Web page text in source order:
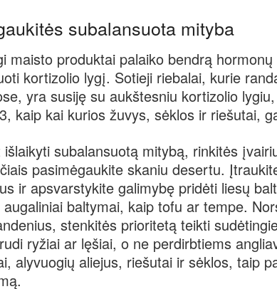
subalansuota mityba
maisto produktai palaiko bendrą
kortizolio lygį. Sotieji riebalai, kurie
yra susiję su aukštesniu kortizolio
kaip kai kurios žuvys, sėklos ir riešutai,
išlaikyti subalansuotą mitybą, rinkitės
pasimėgaukite skaniu desertu.
ir apsvarstykite galimybę pridėti liesų
baltymai, kaip tofu ar tempe.
stenkitės prioritetą teikti
ryžiai ar lęšiai, o ne perdirbtiems
alyvuogių aliejus, riešutai ir sėklos, taip